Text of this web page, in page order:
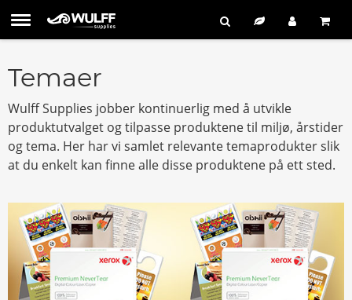
Temaer
Wulff Supplies jobber kontinuerlig med å utvikle
produktutvalget og tilpasse produktene til miljø, årstider
og tema. Her har vi samlet relevante temaprodukter slik
at du enkelt kan finne alle disse produktene på ett sted.